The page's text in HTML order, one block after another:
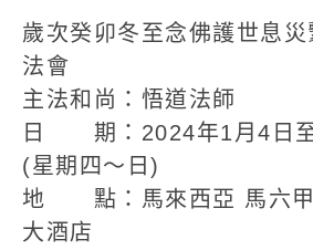
歲次癸卯冬至念佛護世息災
法會
主法和尚：悟道法師
日 期：2024年1月4日
(星期四～日)
地 點：馬來西亞 馬六甲
大酒店